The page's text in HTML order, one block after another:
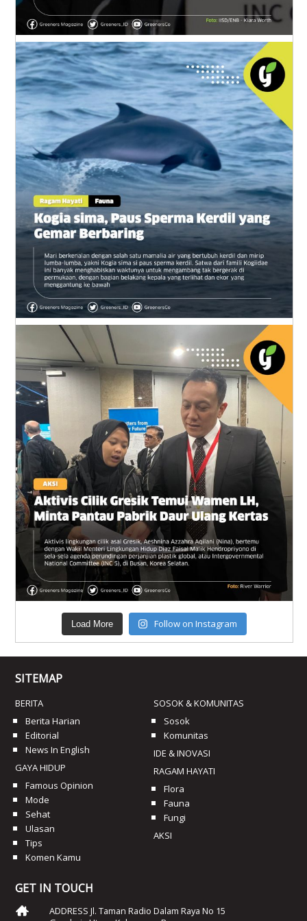
Load More Follow on Instagram
SITEMAP
BERITA
Berita Harian
Editorial
News In English
GAYA HIDUP
Famous Opinion
Mode
Sehat
Ulasan
Tips
Komen Kamu
SOSOK & KOMUNITAS
Sosok
Komunitas
IDE & INOVASI
RAGAM HAYATI
Flora
Fauna
Fungi
AKSI
GET IN TOUCH
ADDRESS Jl. Taman Radio Dalam Raya No 15